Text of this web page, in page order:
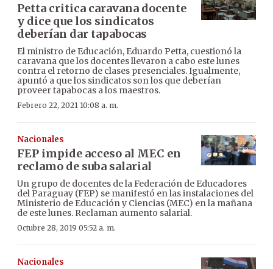
Petta critica caravana docente
y dice que los sindicatos
deberían dar tapabocas
El ministro de Educación, Eduardo Petta, cuestionó la
caravana que los docentes llevaron a cabo este lunes
contra el retorno de clases presenciales. Igualmente,
apuntó a que los sindicatos son los que deberían
proveer tapabocas a los maestros.
Febrero 22, 2021 10:08 a. m.
Nacionales
FEP impide acceso al MEC en
reclamo de suba salarial
Un grupo de docentes de la Federación de Educadores
del Paraguay (FEP) se manifestó en las instalaciones del
Ministerio de Educación y Ciencias (MEC) en la mañana
de este lunes. Reclaman aumento salarial.
Octubre 28, 2019 05:52 a. m.
Nacionales